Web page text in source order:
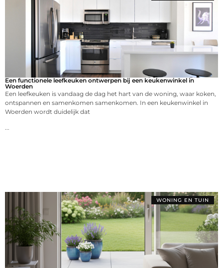
Een functionele leefkeuken ontwerpen bij een keukenwinkel in
Woerden
Een leefkeuken is vandaag de dag het hart van de woning, waar koken,
ontspannen en samenkomen samenkomen. In een keukenwinkel in
Woerden wordt duidelijk dat
...
WONING EN TUIN